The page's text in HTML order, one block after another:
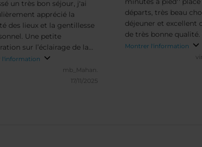
un très bon séjour, j'ai
apprécié la
des lieux et la gentillesse
Une petite
sur l’éclairage de la
serait bienvenue.
l'information
mb_Mahan.
17/11/2025
départs, très beau
déjeuner et excellent
de très bonne qualité.
la SDB qui est grande
pauvrement
accessoires à
Montrer l'information